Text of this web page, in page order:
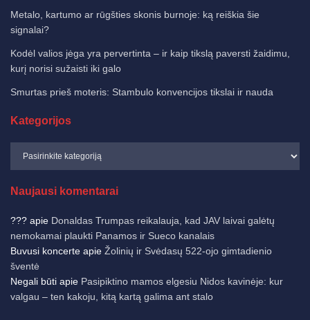
Metalo, kartumo ar rūgšties skonis burnoje: ką reiškia šie
signalai?
Kodėl valios jėga yra pervertinta – ir kaip tikslą paversti žaidimu,
kurį norisi sužaisti iki galo
Smurtas prieš moteris: Stambulo konvencijos tikslai ir nauda
Kategorijos
Naujausi komentarai
??? apie Donaldas Trumpas reikalauja, kad JAV laivai galėtų
nemokamai plaukti Panamos ir Sueco kanalais
Buvusi koncerte apie Žolinių ir Svėdasų 522-ojo gimtadienio
šventė
Negali būti apie Pasipiktino mamos elgesiu Nidos kavinėje: kur
valgau – ten kakoju, kitą kartą galima ant stalo